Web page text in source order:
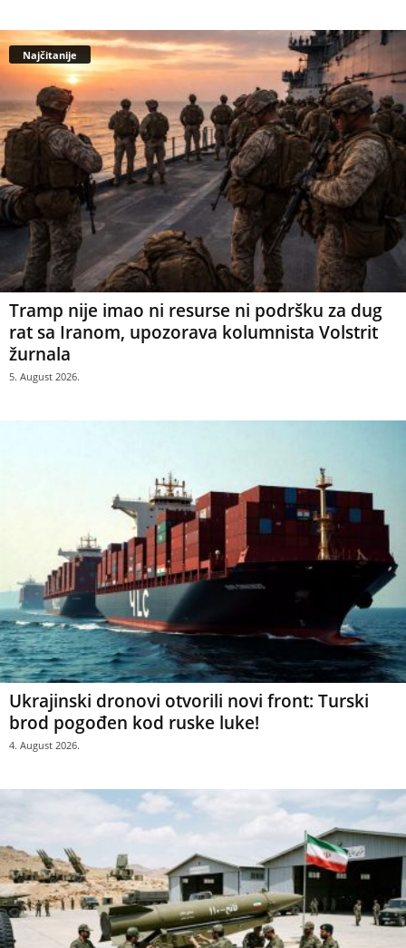
Najčitanije
Tramp nije imao ni resurse ni podršku za dug
rat sa Iranom, upozorava kolumnista Volstrit
žurnala
5. August 2026.
Ukrajinski dronovi otvorili novi front: Turski
brod pogođen kod ruske luke!
4. August 2026.